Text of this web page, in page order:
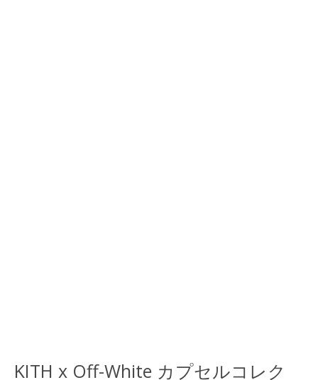
KITH x Off-White カプセルコレク